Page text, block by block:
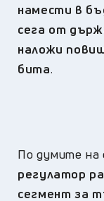
намести в
сега от
наложи
бита.
По думите на
регулатор
сегмент за